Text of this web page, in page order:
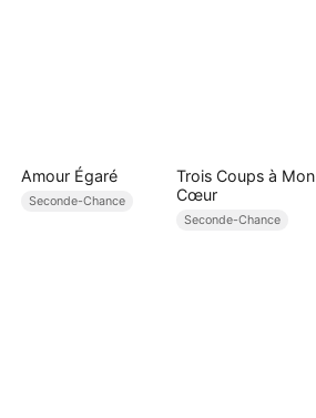
Amour Égaré
Seconde-Chance
Trois Coups à Mon
Cœur
Seconde-Chance